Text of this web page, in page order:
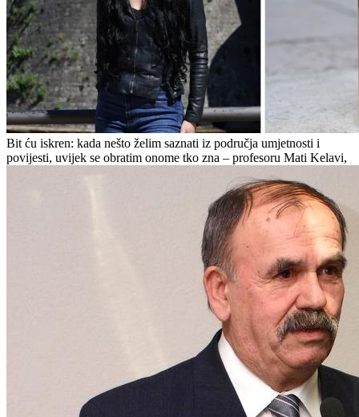
Bit ću iskren: kada nešto želim saznati iz područja umjetnosti i
povijesti, uvijek se obratim onome tko zna – profesoru Mati Kelavi,